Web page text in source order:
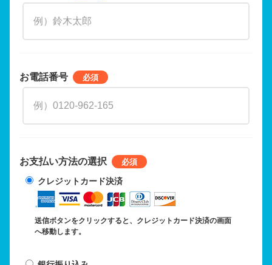
お電話番号
お支払い方法の選択
クレジットカード決済
送信ボタンをクリックすると、クレジットカード決済の画面
へ移動します。